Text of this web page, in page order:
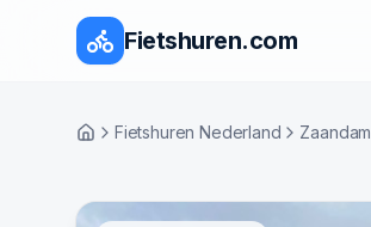
Fietshuren.com
HomeFietshuren Nederland Zaandam